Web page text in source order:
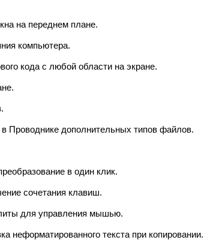
на переднем плане.
компьютера.
кода с любой области на экране.
Проводнике дополнительных типов файлов.
в один клик.
сочетания клавиш.
для управления мышью.
неформатированного текста при копировании.